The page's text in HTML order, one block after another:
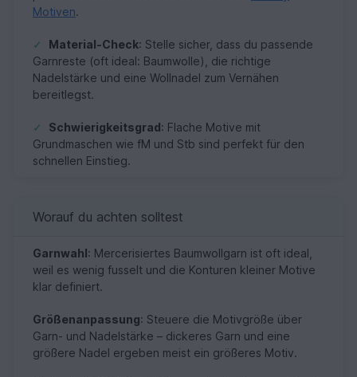
Motiven.
✓ Material-Check: Stelle sicher, dass du passende
Garnreste (oft ideal: Baumwolle), die richtige
Nadelstärke und eine Wollnadel zum Vernähen
bereitlegst.
✓ Schwierigkeitsgrad: Flache Motive mit
Grundmaschen wie fM und Stb sind perfekt für den
schnellen Einstieg.
Worauf du achten solltest
Garnwahl: Mercerisiertes Baumwollgarn ist oft ideal,
weil es wenig fusselt und die Konturen kleiner Motive
klar definiert.
Größenanpassung: Steuere die Motivgröße über
Garn- und Nadelstärke – dickeres Garn und eine
größere Nadel ergeben meist ein größeres Motiv.